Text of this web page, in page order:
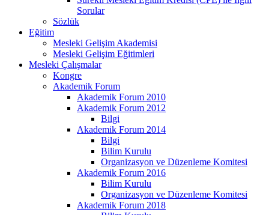
Sorular
Sözlük
Eğitim
Mesleki Gelişim Akademisi
Mesleki Gelişim Eğitimleri
Mesleki Çalışmalar
Kongre
Akademik Forum
Akademik Forum 2010
Akademik Forum 2012
Bilgi
Akademik Forum 2014
Bilgi
Bilim Kurulu
Organizasyon ve Düzenleme Komitesi
Akademik Forum 2016
Bilim Kurulu
Organizasyon ve Düzenleme Komitesi
Akademik Forum 2018